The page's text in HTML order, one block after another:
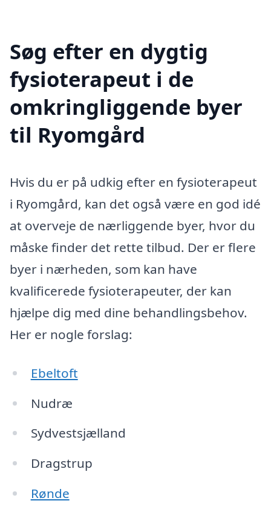
Søg efter en dygtig
fysioterapeut i de
omkringliggende byer
til Ryomgård
Hvis du er på udkig efter en fysioterapeut
i Ryomgård, kan det også være en god idé
at overveje de nærliggende byer, hvor du
måske finder det rette tilbud. Der er flere
byer i nærheden, som kan have
kvalificerede fysioterapeuter, der kan
hjælpe dig med dine behandlingsbehov.
Her er nogle forslag:
Ebeltoft
Nudræ
Sydvestsjælland
Dragstrup
Rønde